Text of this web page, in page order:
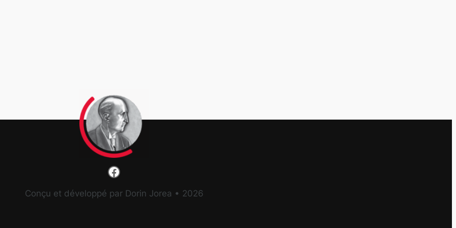
Facebook
Conçu et développé par Dorin Jorea • 2026